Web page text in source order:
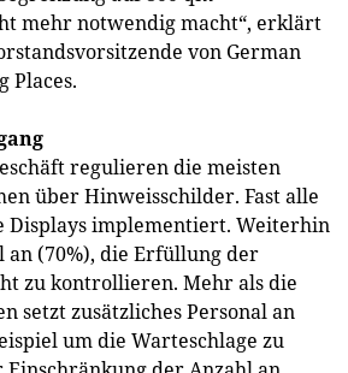
mehr notwendig macht“, erklärt
von German
Places.
regulieren die meisten
über Hinweisschilder. Fast alle
Displays implementiert. Weiterhin
(70%), die Erfüllung der
zu kontrollieren. Mehr als die
setzt zusätzliches Personal an
um die Warteschlage zu